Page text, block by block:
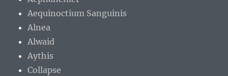
Aequinoctium Sanguinis
Alnea
Alwaid
Aythis
Collapse